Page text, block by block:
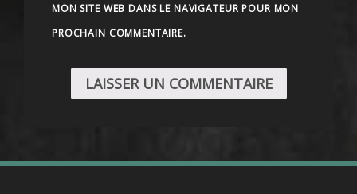
MON SITE WEB DANS LE NAVIGATEUR POUR MON
PROCHAIN COMMENTAIRE.